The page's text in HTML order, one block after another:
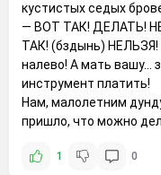
кустистых седых
— ВОТ ТАК! ДЕЛАТЬ!
ТАК! (бздынь)
налево! А мать вашу...
инструмент платить!
Нам, малолетним
пришло, что можно
1 0